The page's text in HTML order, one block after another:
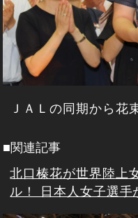
ＪＡＬの同期から花
■関連記事
北口榛花が世界陸上
ル！ 日本人女子選手